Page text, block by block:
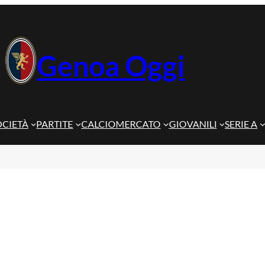
Genoa Oggi
PARTITE CALCIOMERCATO GIOVANILI SERIE A